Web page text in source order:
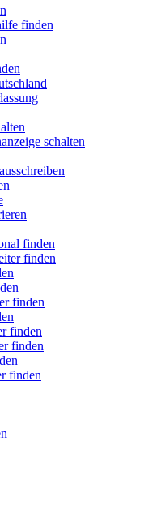
finden
schalten
finden
finden
finden
finden
finden
finden